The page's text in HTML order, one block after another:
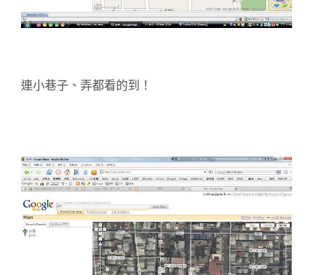
連小巷子、弄都看的到！